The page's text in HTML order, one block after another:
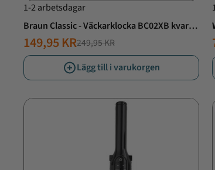
1-2 arbetsdagar
Braun Classic - Väckarklocka BC02XB kvarts
fyrkant - Svart
NORMALT
PRIS
249,95 KR
ERBJUDANDE
PRIS
149,95 KR
Lägg till i varukorgen